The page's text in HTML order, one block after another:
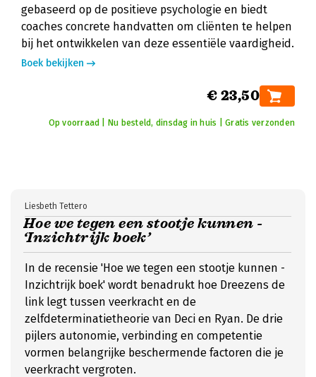
gebaseerd op de positieve psychologie en biedt
coaches concrete handvatten om cliënten te helpen
bij het ontwikkelen van deze essentiële vaardigheid.
Boek bekijken
€ 23,50
Op voorraad | Nu besteld, dinsdag in huis | Gratis verzonden
Hoe we tegen een stootje kunnen -
‘Inzichtrijk boek’
Liesbeth Tettero
In de recensie 'Hoe we tegen een stootje kunnen -
Inzichtrijk boek' wordt benadrukt hoe Dreezens de
link legt tussen veerkracht en de
zelfdeterminatietheorie van Deci en Ryan. De drie
pijlers autonomie, verbinding en competentie
vormen belangrijke beschermende factoren die je
veerkracht vergroten.